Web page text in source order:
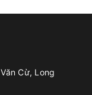
Cừ, Long